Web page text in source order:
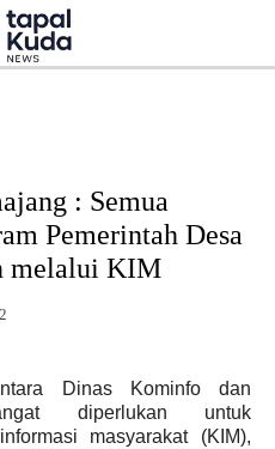
: Semua
Pemerintah Desa
melalui KIM
Dinas Kominfo dan
diperlukan untuk
masyarakat (KIM),